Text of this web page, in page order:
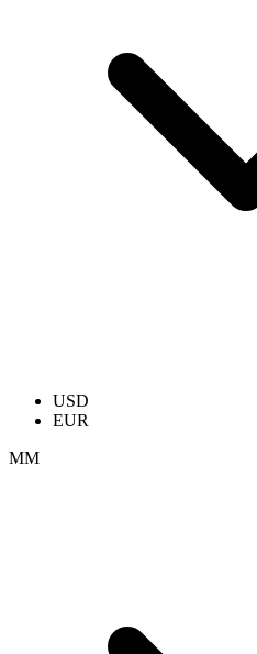
USD
EUR
ММ